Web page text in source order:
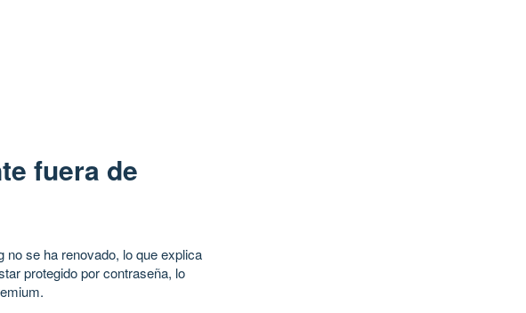
fuera de
se ha renovado, lo que explica
protegido por contraseña, lo